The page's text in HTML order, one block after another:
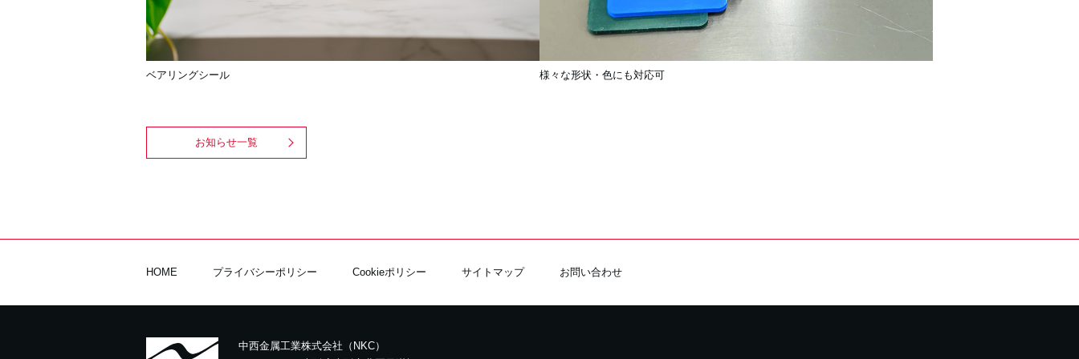
ベアリングシール 様々な形状・色にも対応可
お知らせ一覧
HOME プライバシーポリシー Cookieポリシー サイトマップ お問い合わせ
中西金属工業株式会社（NKC）